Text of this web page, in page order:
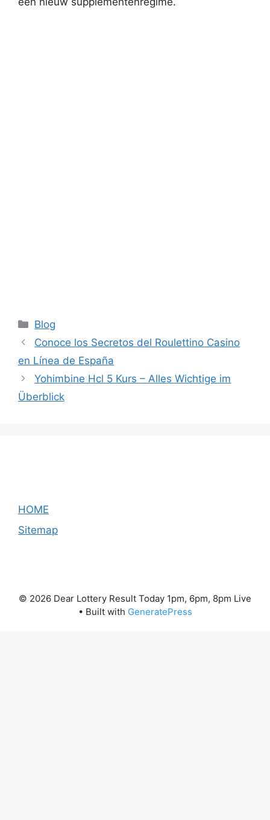
Categories
Blog
Conoce los Secretos del Roulettino Casino
en Línea de España
Yohimbine Hcl 5 Kurs – Alles Wichtige im
Überblick
HOME
Sitemap
© 2026 Dear Lottery Result Today 1pm, 6pm, 8pm Live
• Built with GeneratePress